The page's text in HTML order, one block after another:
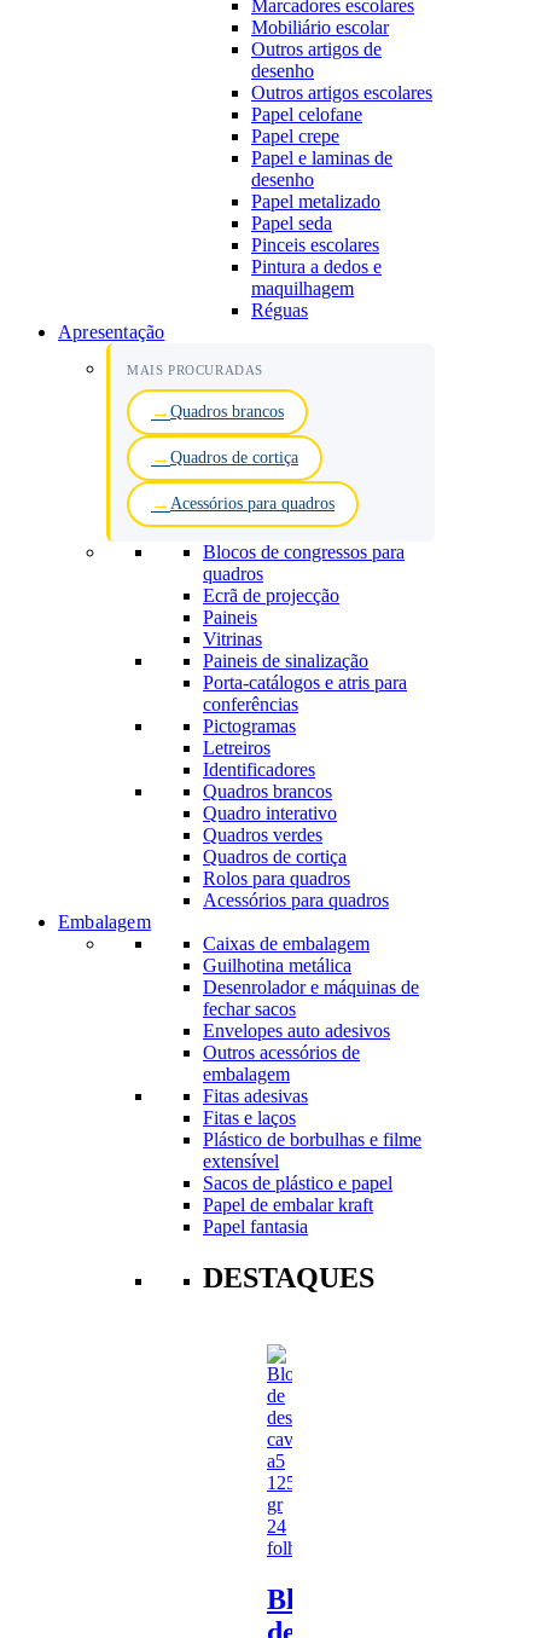
Marcadores escolares
Mobiliário escolar
Outros artigos de
desenho
Outros artigos escolares
Papel celofane
Papel crepe
Papel e laminas de
desenho
Papel metalizado
Papel seda
Pinceis escolares
Pintura a dedos e
maquilhagem
Réguas
Apresentação
MAIS PROCURADAS
Quadros brancos
Quadros de cortiça
Acessórios para quadros
Blocos de congressos para
quadros
Ecrã de projecção
Paineis
Vitrinas
Paineis de sinalização
Porta-catálogos e atris para
conferências
Pictogramas
Letreiros
Identificadores
Quadros brancos
Quadro interativo
Quadros verdes
Quadros de cortiça
Rolos para quadros
Acessórios para quadros
Embalagem
Caixas de embalagem
Guilhotina metálica
Desenrolador e máquinas de
fechar sacos
Envelopes auto adesivos
Outros acessórios de
embalagem
Fitas adesivas
Fitas e laços
Plástico de borbulhas e filme
extensível
Sacos de plástico e papel
Papel de embalar kraft
Papel fantasia
DESTAQUES
Bloco
de